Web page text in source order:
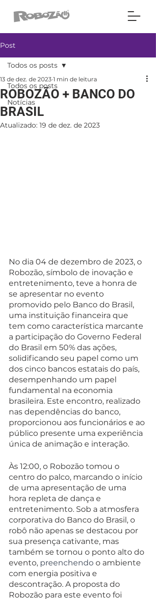
Post
Todos os posts
Notícias
Todos os posts
ROBOZÃO + BANCO DO
BRASIL
13 de dez. de 2023 1 min de leitura
Atualizado: 19 de dez. de 2023
No dia 04 de dezembro de 2023, o
Robozão, símbolo de inovação e
entretenimento, teve a honra de
se apresentar no evento
promovido pelo Banco do Brasil,
uma instituição financeira que
tem como característica marcante
a participação do Governo Federal
do Brasil em 50% das ações,
solidificando seu papel como um
dos cinco bancos estatais do país,
desempenhando um papel
fundamental na economia
brasileira. Este encontro, realizado
nas dependências do banco,
proporcionou aos funcionários e ao
público presente uma experiência
única de animação e interação.
Às 12:00, o Robozão tomou o
centro do palco, marcando o início
de uma apresentação de uma
hora repleta de dança e
entretenimento. Sob a atmosfera
corporativa do Banco do Brasil, o
robô não apenas se destacou por
sua presença cativante, mas
também se tornou o ponto alto do
evento, preenchendo o ambiente
com energia positiva e
descontração. A proposta do
Robozão para este evento foi